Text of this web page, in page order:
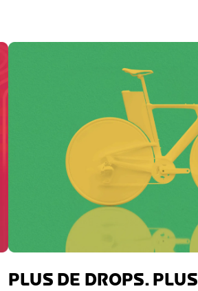
PLUS DE DROPS.